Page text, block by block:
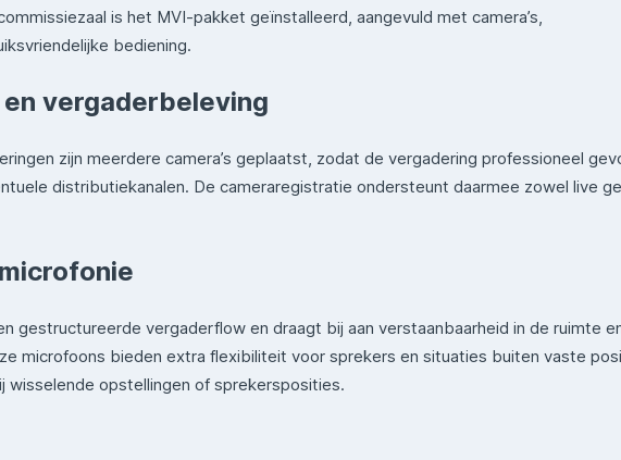
is het MVI-pakket geïnstalleerd, aangevuld met camera’s,
bediening.
vergaderbeleving
zijn meerdere camera’s geplaatst, zodat de vergadering professioneel
distributiekanalen. De cameraregistratie ondersteunt daarmee zowel live
gestructureerde vergaderflow en draagt bij aan verstaanbaarheid in de ruimte
microfoons bieden extra flexibiliteit voor sprekers en situaties buiten vaste
wisselende opstellingen of sprekersposities.